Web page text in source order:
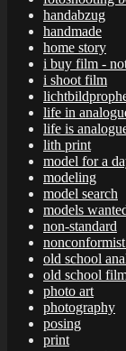
handabzug
handmade
home story
i buy film -
i shoot film
life in
life is
lith print
model for a
modeling
model search
models
non-standard
old school
old school
photo art
photography
posing
print